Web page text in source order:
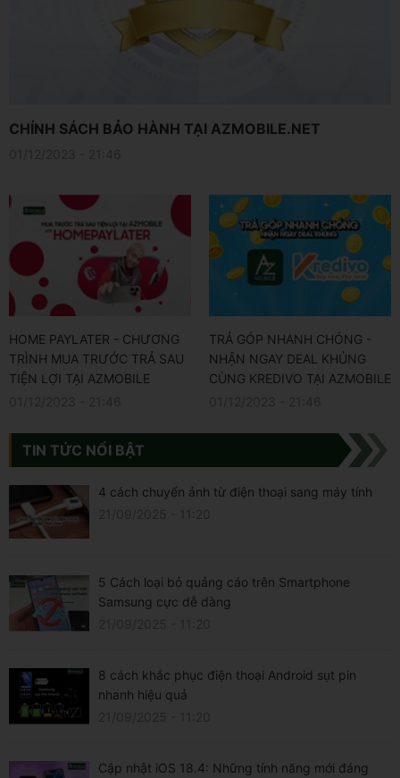
CHÍNH SÁCH BẢO HÀNH TẠI AZMOBILE.NET
HOME PAYLATER - CHƯƠNG
TRÌNH MUA TRƯỚC TRẢ SAU
TIỆN LỢI TẠI AZMOBILE
TRẢ GÓP NHANH CHÓNG -
NHẬN NGAY DEAL KHỦNG
CÙNG KREDIVO TẠI AZMOBILE
TIN TỨC NỔI BẬT
4 cách chuyển ảnh từ điện thoại sang máy tính
5 Cách loại bỏ quảng cáo trên Smartphone
Samsung cực dễ dàng
8 cách khắc phục điện thoại Android sụt pin
nhanh hiệu quả
Cập nhật iOS 18.4: Những tính năng mới đáng